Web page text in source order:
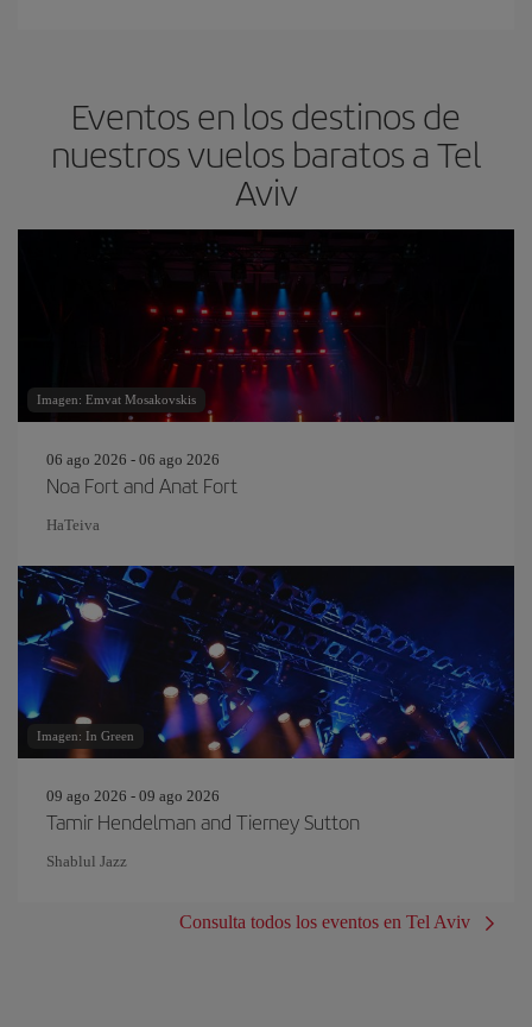
Eventos en los destinos de
nuestros vuelos baratos a Tel
Aviv
Imagen: Emvat Mosakovskis
06 ago 2026 - 06 ago 2026
Noa Fort and Anat Fort
HaTeiva
Imagen: In Green
09 ago 2026 - 09 ago 2026
Tamir Hendelman and Tierney Sutton
Shablul Jazz
Consulta todos los eventos en Tel Aviv